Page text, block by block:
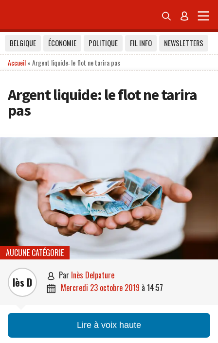
 
BELGIQUE ÉCONOMIE POLITIQUE FIL INFO
NEWSLETTERS
Accueil»Argent liquide: le flot ne tarira pas
Argent liquide: le flot ne tarira
pas
AUCUNE CATÉGORIE
Iès D  par Inès Delpature
 mercredi 23 octobre 2019 à 14:57
Lire à voix haute